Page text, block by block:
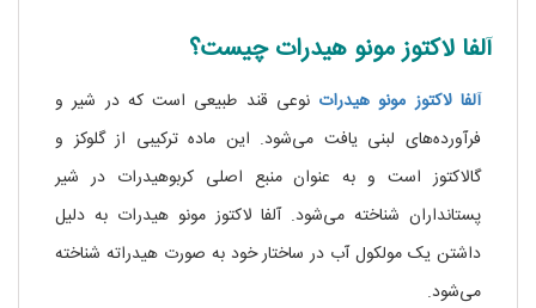
آلفا لاکتوز مونو هیدرات چیست؟
آلفا لاکتوز مونو هیدرات نوعی قند طبیعی است که در شیر و
فرآورده‌های لبنی یافت می‌شود. این ماده ترکیبی از گلوکز و
گالاکتوز است و به عنوان منبع اصلی کربوهیدرات در شیر
پستانداران شناخته می‌شود. آلفا لاکتوز مونو هیدرات به دلیل
داشتن یک مولکول آب در ساختار خود به صورت هیدراته شناخته
می‌شود.